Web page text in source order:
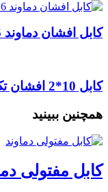
کابل افشان دماوند 6*2 قیمت عمده
کابل 10*2 افشان تک فاز دماوند فروش ویژه
همچنین ببینید
کابل مفتولی